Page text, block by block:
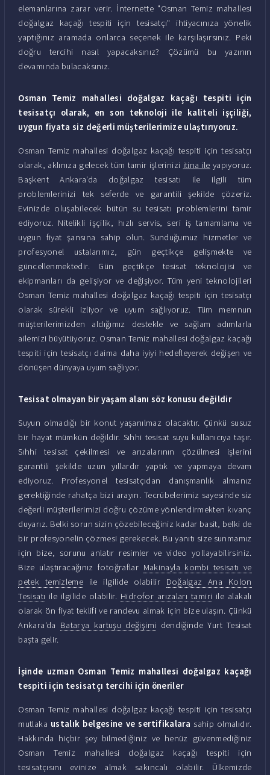
elemanlarına zarar verir. İnternette "Osman Temiz mahallesi
doğalgaz kaçağı tespiti için tesisatçı" ihtiyacınıza yönelik
yaptığınız aramada onlarca seçenek ile karşılaşırsınız. Peki
doğru tercihi nasıl yapacaksınız? Çözümü bu yazının
devamında bulacaksınız.
Osman Temiz mahallesi doğalgaz kaçağı tespiti için
tesisatçı olarak, en son teknoloji ile kaliteli işçiliği,
uygun fiyata siz değerli müşterilerimize ulaştırıyoruz.
Osman Temiz mahallesi doğalgaz kaçağı tespiti için tesisatçı
olarak, aklınıza gelecek tüm tamir işlerinizi itina ile yapıyoruz.
Başkent Ankara'da doğalgaz tesisatı ile ilgili tüm
problemlerinizi tek seferde ve garantili şekilde çözeriz.
Evinizde oluşabilecek bütün su tesisatı problemlerini tamir
ediyoruz. Nitelikli işçilik, hızlı servis, seri iş tamamlama ve
uygun fiyat şansına sahip olun. Sunduğumuz hizmetler ve
profesyonel ustalarımız, gün geçtikçe gelişmekte ve
güncellenmektedir. Gün geçtikçe tesisat teknolojisi ve
ekipmanları da gelişiyor ve değişiyor. Tüm yeni teknolojileri
Osman Temiz mahallesi doğalgaz kaçağı tespiti için tesisatçı
olarak sürekli izliyor ve uyum sağlıyoruz. Tüm memnun
müşterilerimizden aldığımız destekle ve sağlam adımlarla
ailemizi büyütüyoruz. Osman Temiz mahallesi doğalgaz kaçağı
tespiti için tesisatçı daima daha iyiyi hedefleyerek değişen ve
dönüşen dünyaya uyum sağlıyor.
Tesisat olmayan bir yaşam alanı söz konusu değildir
Suyun olmadığı bir konut yaşanılmaz olacaktır. Çünkü susuz
bir hayat mümkün değildir. Sıhhi tesisat suyu kullanıcıya taşır.
Sıhhi tesisat çekilmesi ve arızalarının çözülmesi işlerini
garantili şekilde uzun yıllardır yaptık ve yapmaya devam
ediyoruz. Profesyonel tesisatçıdan danışmanlık almanız
gerektiğinde rahatça bizi arayın. Tecrübelerimiz sayesinde siz
değerli müşterilerimizi doğru çözüme yönlendirmekten kıvanç
duyarız. Belki sorun sizin çözebileceğiniz kadar basit, belki de
bir profesyonelin çözmesi gerekecek. Bu yanıtı size sunmamız
için bize, sorunu anlatır resimler ve video yollayabilirsiniz.
Bize ulaştıracağınız fotoğraflar Makinayla kombi tesisatı ve
petek temizleme ile ilgilide olabilir Doğalgaz Ana Kolon
Tesisatı ile ilgilide olabilir. Hidrofor arızaları tamiri ile alakalı
olarak ön fiyat teklifi ve randevu almak için bize ulaşın. Çünkü
Ankara'da Batarya kartuşu değişimi dendiğinde Yurt Tesisat
başta gelir.
İşinde uzman Osman Temiz mahallesi doğalgaz kaçağı
tespiti için tesisatçı tercihi için öneriler
Osman Temiz mahallesi doğalgaz kaçağı tespiti için tesisatçı
mutlaka ustalık belgesine ve sertifikalara sahip olmalıdır.
Hakkında hiçbir şey bilmediğiniz ve henüz güvenmediğiniz
Osman Temiz mahallesi doğalgaz kaçağı tespiti için
tesisatçısını evinize almak sakıncalı olabilir. Ülkemizde